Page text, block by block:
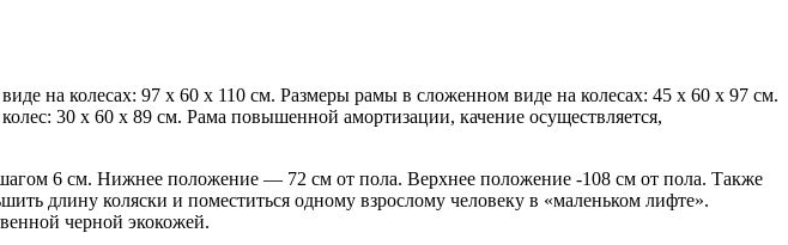
на колесах: 97 х 60 х 110 см. Размеры рамы в сложенном виде на колесах: 45 х 60 х 97 см.
30 х 60 х 89 см. Рама повышенной амортизации, качение осуществляется,
6 см. Нижнее положение — 72 см от пола. Верхнее положение -108 см от пола. Также
длину коляски и поместиться одному взрослому человеку в «маленьком лифте».
черной экокожей.